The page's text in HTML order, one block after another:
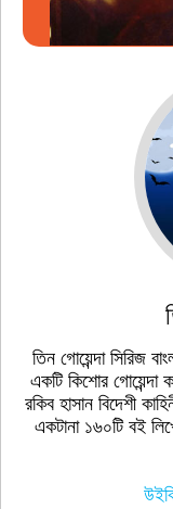
তিন গোয়েন্দা সিরিজ
একটি কিশোর
রকিব হাসান বিদেশী
একটানা ১৬০টি বই